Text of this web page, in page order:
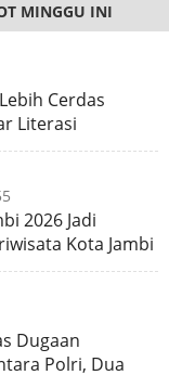
MINGGU INI
Cerdas
Literasi
2026 Jadi
Kota Jambi
Dugaan
Polri, Dua